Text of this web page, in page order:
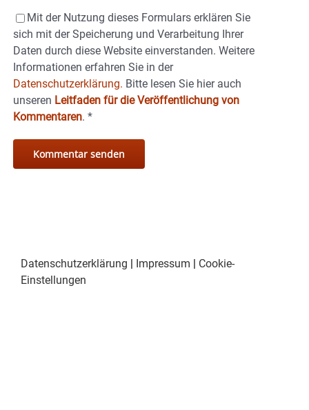
Mit der Nutzung dieses Formulars erklären Sie
sich mit der Speicherung und Verarbeitung Ihrer
Daten durch diese Website einverstanden. Weitere
Informationen erfahren Sie in der
Datenschutzerklärung. Bitte lesen Sie hier auch
unseren Leitfaden für die Veröffentlichung von
Kommentaren. *
Datenschutzerklärung | Impressum | Cookie-
Einstellungen